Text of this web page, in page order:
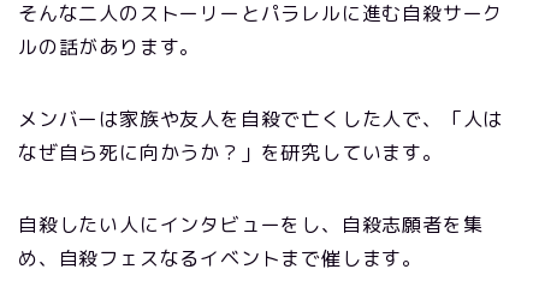
そんな二人のストーリーとパラレルに進む自殺サーク
ルの話があります。
メンバーは家族や友人を自殺で亡くした人で、「人は
なぜ自ら死に向かうか？」を研究しています。
自殺したい人にインタビューをし、自殺志願者を集
め、自殺フェスなるイベントまで催します。